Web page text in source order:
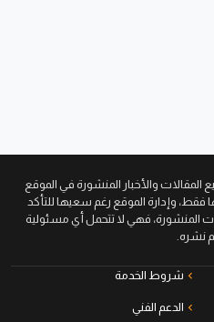
المقالات والأخبار المنشورة في الموقع
وإدارة الموقع رغم سعيها للتأكد
المنشورة، فهي لا تتحمل أي مسئولية
نشره.
شروط الخدمة
الدعم الفني